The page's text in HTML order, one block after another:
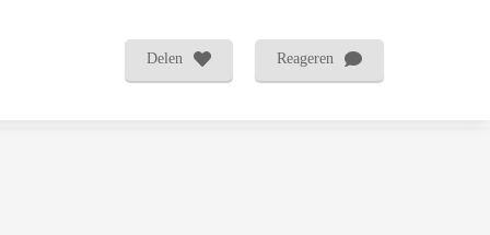
Delen Reageren